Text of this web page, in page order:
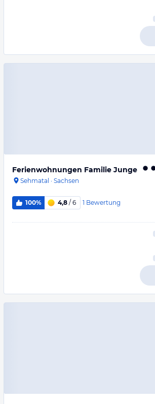
Ferienwohnungen Familie Junge
Sehmatal · Sachsen
100% 4,8 / 6 1 Bewertung